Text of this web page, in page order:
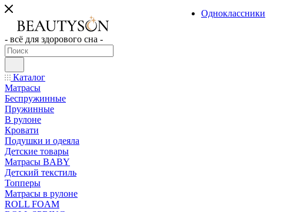
- всё для здорового сна -
Каталог
Матрасы
Беспружинные
Пружинные
В рулоне
Кровати
Подушки и одеяла
Детские товары
Матрасы BABY
Детский текстиль
Топперы
Матрасы в рулоне
ROLL FOAM
Одноклассники